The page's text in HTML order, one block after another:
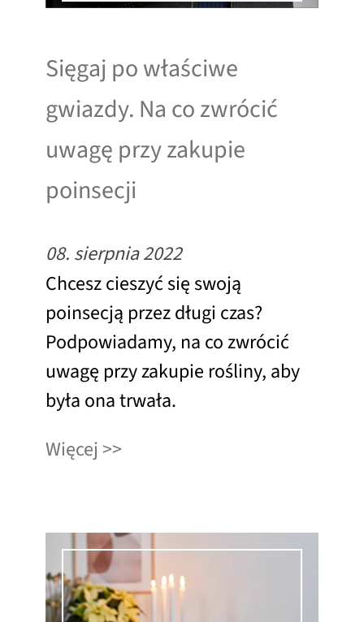
Sięgaj po właściwe
gwiazdy. Na co zwrócić
uwagę przy zakupie
poinsecji
08. sierpnia 2022
Chcesz cieszyć się swoją
poinsecją przez długi czas?
Podpowiadamy, na co zwrócić
uwagę przy zakupie rośliny, aby
była ona trwała.
Więcej